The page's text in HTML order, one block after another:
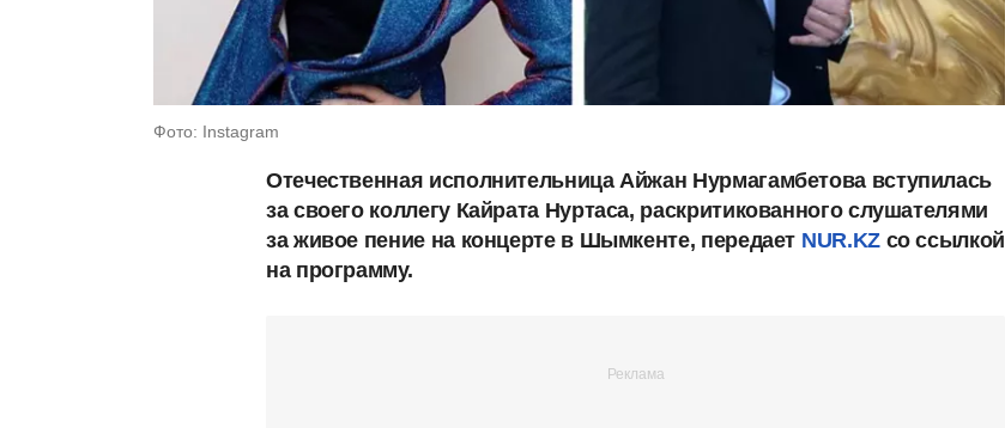
Фото: Instagram
Отечественная исполнительница Айжан Нурмагамбетова вступилась
за своего коллегу Кайрата Нуртаса, раскритикованного слушателями
за живое пение на концерте в Шымкенте, передает NUR.KZсо ссылкой
на программу.